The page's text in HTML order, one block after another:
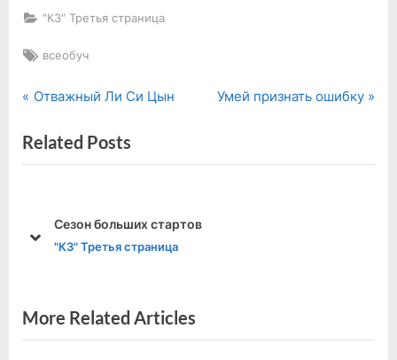
"КЗ" Третья страница
Tags:
всеобуч
Навигация
по
записям
P
e
v
u
s
Отважный Ли Си Цын
N
t
Умей признать ошибку
Related Posts
Сезон больших стартов
"КЗ" Третья страница
prev
next
More Related Articles